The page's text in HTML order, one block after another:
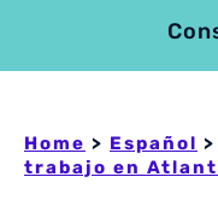
Home > Español >
trabajo en